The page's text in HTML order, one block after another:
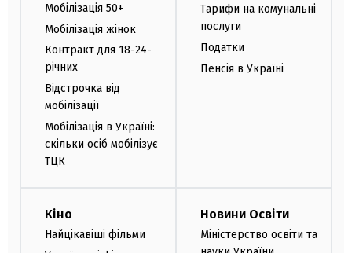
Мобілізація 50+
Мобілізація жінок
Контракт для 18-24-
річних
Відстрочка від
мобілізації
Мобілізація в Україні:
скільки осіб мобілізує
ТЦК
Тарифи на комунальні
послуги
Податки
Пенсія в Україні
Кіно
Найцікавіші фільми
Новини Освіти
Міністерство освіти та